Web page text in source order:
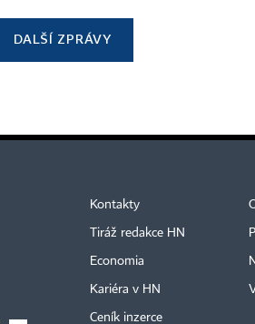
DALŠÍ ZPRÁVY
Kontakty
Tiráž redakce HN
Economia
Kariéra v HN
Ceník inzerce